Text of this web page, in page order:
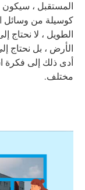
المستقبل ، سيكون
الطويل ، لا
الأرض ، بل نحتاج
أدى ذلك إلى فكرة
مختلف.